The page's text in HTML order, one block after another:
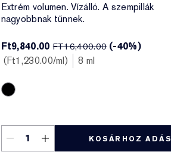
Extrém volumen. Vízálló. A szempillák
nagyobbnak tűnnek.
Ft9,840.00FT16,400.00 (-40%)
Ft1,230.00/ml 8 ml
KOSÁRHOZ ADÁS